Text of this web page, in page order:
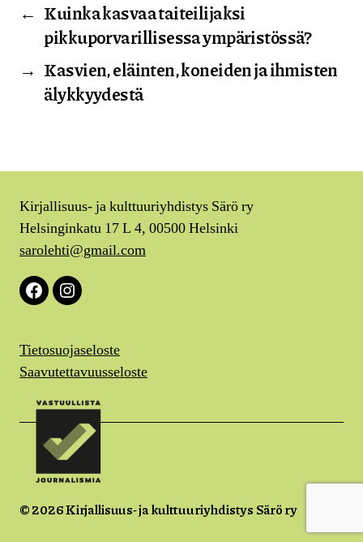
← Kuinka kasvaa taiteilijaksi
pikkuporvarillisessa ympäristössä?
→ Kasvien, eläinten, koneiden ja ihmisten
älykkyydestä
Kirjallisuus- ja kulttuuriyhdistys Särö ry
Helsinginkatu 17 L 4, 00500 Helsinki
sarolehti@gmail.com
FacebookInstagram
Tietosuojaseloste
Saavutettavuusseloste
© 2026Kirjallisuus- ja kulttuuriyhdistys Särö ry